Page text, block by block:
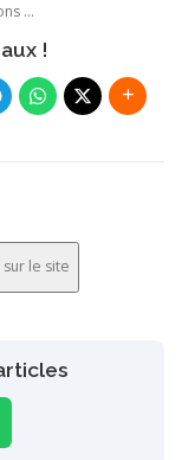
…
!
le site